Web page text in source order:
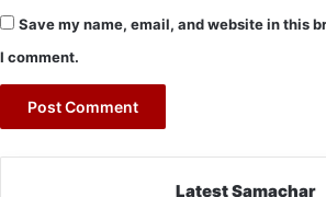
Save my name, email, and website in this
I comment.
Latest Samachar